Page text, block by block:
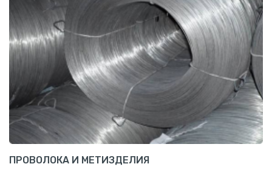
ПРОВОЛОКА И МЕТИЗДЕЛИЯ